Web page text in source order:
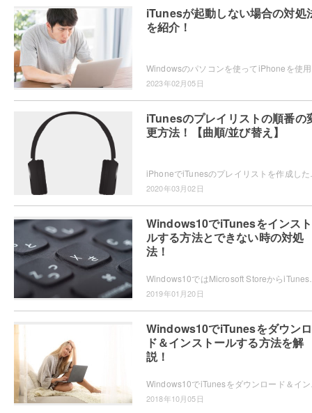
iTunesが起動しない場合の対処
を紹介！
2023年02月05日
iTunesのプレイリストの順番の
更方法！【曲順/並び替え】
2020年03月02日
Windows10でiTunesをインス
ルする方法とできない時の対処
法！
2019年01月20日
Windows10でiTunesをダウン
ド＆インストールする方法を解
説！
2018年10月05日